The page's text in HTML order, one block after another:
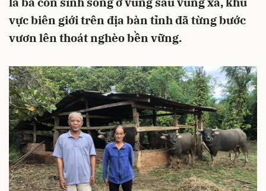
vực biên giới trên địa bàn tỉnh đã từng bước
vươn lên thoát nghèo bền vững.